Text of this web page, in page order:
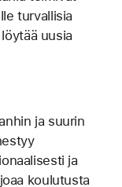
turvallisia
uusia
ja suurin
ja
koulutusta